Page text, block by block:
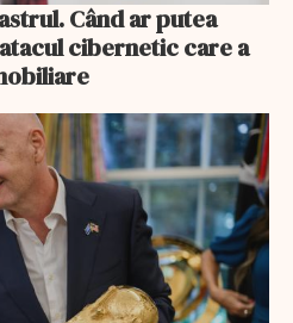
Când ar putea
cibernetic care a